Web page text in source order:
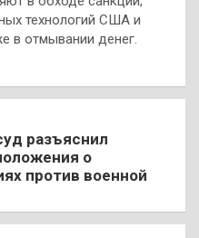
технологий США и
в отмывании денег.
разъяснил
о
против военной